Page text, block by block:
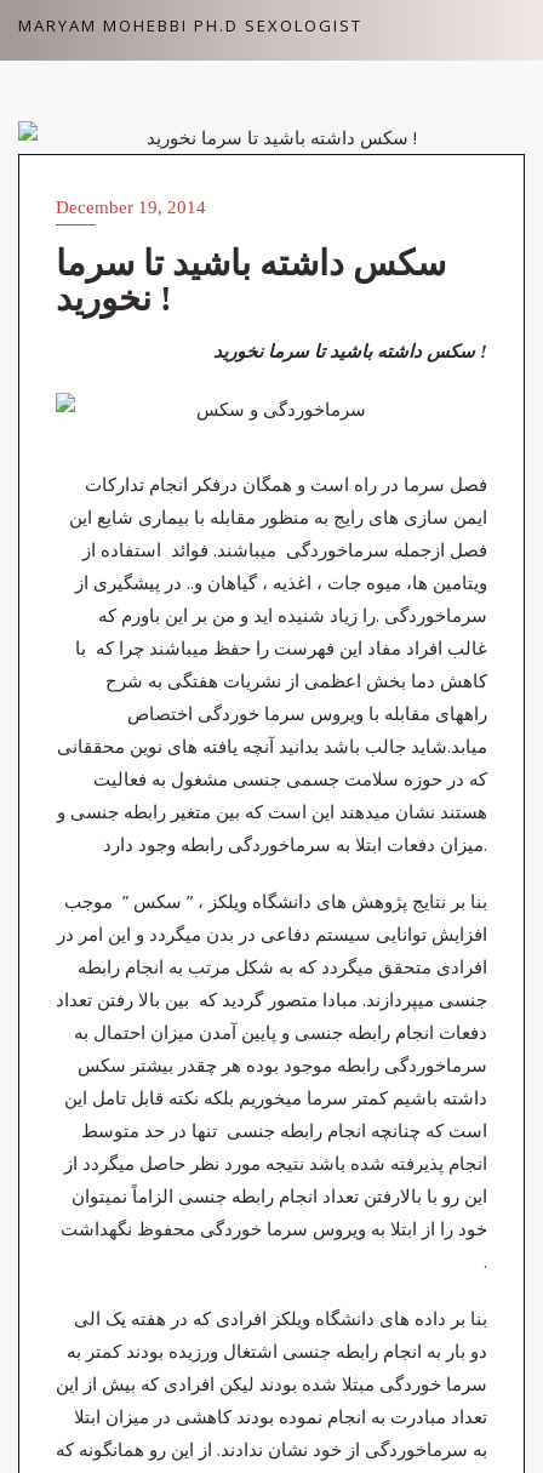
SkipMARYAM MOHEBBI PH.D SEXOLOGIST
December 19, 2014
سکس داشته باشید تا سرما
نخورید !
سکس داشته باشید تا سرما نخورید !
فصل سرما در راه است و همگان درفکر انجام تدارکات
ایمن سازی های رایج به منظور مقابله با بیماری شایع این
فصل ازجمله سرماخوردگی میباشند. فوائد استفاده از
ویتامین ها، میوه جات ، اغذیه ، گیاهان و.. در پیشگیری از
سرماخوردگی .را زیاد شنیده اید و من بر این باورم که
غالب افراد مفاد این فهرست را حفظ میباشند چرا که با
کاهش دما بخش اعظمی از نشریات هفتگی به شرح
راههای مقابله با ویروس سرما خوردگی اختصاص
میابد.شاید جالب باشد بدانید آنچه یافته های نوین محققانی
که در حوزه سلامت جسمی جنسی مشغول به فعالیت
هستند نشان میدهند این است که بین متغیر رابطه جنسی و
میزان دفعات ابتلا به سرماخوردگی رابطه وجود دارد.
بنا بر نتایج پژوهش های دانشگاه ویلکز ، ” سکس ” موجب
افزایش توانایی سیستم دفاعی در بدن میگردد و این امر در
افرادی متحقق میگردد که به شکل مرتب به انجام رابطه
جنسی میپردازند. مبادا متصور گردید که بین بالا رفتن تعداد
دفعات انجام رابطه جنسی و پایین آمدن میزان احتمال به
سرماخوردگی رابطه موجود بوده هر چقدر بیشتر سکس
داشته باشیم کمتر سرما میخوریم بلکه نکته قابل تامل این
است که چنانچه انجام رابطه جنسی تنها در حد متوسط
انجام پذیرفته شده باشد نتیجه مورد نظر حاصل میگردد از
این رو با بالارفتن تعداد انجام رابطه جنسی الزاماً نمیتوان
خود را از ابتلا به ویروس سرما خوردگی محفوظ نگهداشت
.
بنا بر داده های دانشگاه ویلکز افرادی که در هفته یک الی
دو بار به انجام رابطه جنسی اشتغال ورزیده بودند کمتر به
سرما خوردگی مبتلا شده بودند لیکن افرادی که بیش از این
تعداد مبادرت به انجام نموده بودند کاهشی در میزان ابتلا
به سرماخوردگی از خود نشان ندادند. از این رو همانگونه که